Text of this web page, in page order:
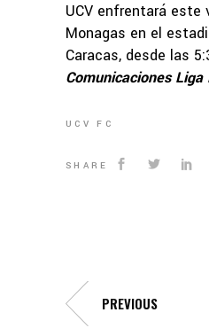
UCV enfrentará este
Monagas en el
Caracas, desde las
Comunicaciones Liga
UCV FC
SHARE
PREVIOUS